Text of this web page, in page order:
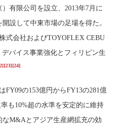
有限公司を設立、2013年7月に
設して中東市場の足場を得た。
式会社およびTOYOFLEX CEBU
デバイス事業強化とフィリピン生
[23][24]
FY09の153億円からFY13の281億
も10%超の水準を安定的に維持
M&Aとアジア生産網拡充の効